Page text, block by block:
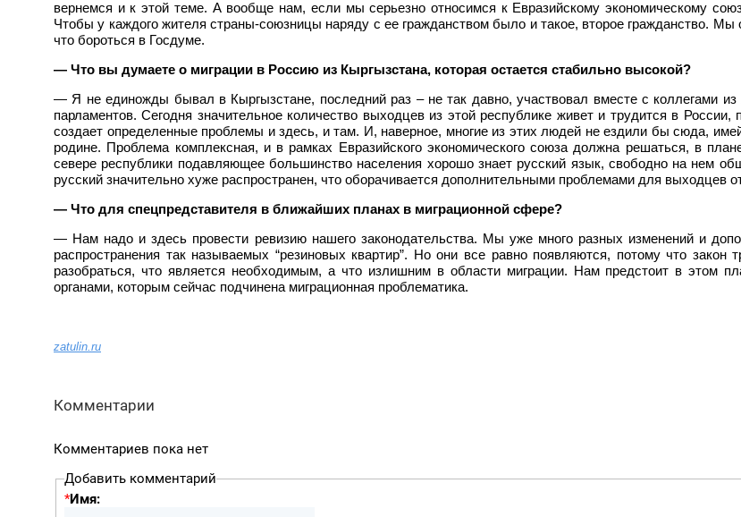
вернемся и к этой теме. А вообще нам, если мы серьезно относимся к Евразийскому экономическому
Чтобы у каждого жителя страны-союзницы наряду с ее гражданством было и такое, второе гражданство. Мы
что бороться в Госдуме.
— Что вы думаете о миграции в Россию из Кыргызстана, которая остается стабильно высокой?
— Я не единожды бывал в Кыргызстане, последний раз – не так давно, участвовал вместе с коллегами
парламентов. Сегодня значительное количество выходцев из этой республике живет и трудится в
создает определенные проблемы и здесь, и там. И, наверное, многие из этих людей не ездили бы сюда,
родине. Проблема комплексная, и в рамках Евразийского экономического союза должна решаться, в
севере республики подавляющее большинство населения хорошо знает русский язык, свободно на нем
русский значительно хуже распространен, что оборачивается дополнительными проблемами для выходцев
— Что для спецпредставителя в ближайших планах в миграционной сфере?
— Нам надо и здесь провести ревизию нашего законодательства. Мы уже много разных изменений и
распространения так называемых “резиновых квартир”. Но они все равно появляются, потому что
разобраться, что является необходимым, а что излишним в области миграции. Нам предстоит в этом
органами, которым сейчас подчинена миграционная проблематика.
zatulin.ru
Комментарии
Комментариев пока нет
Добавить комментарий
*Имя: